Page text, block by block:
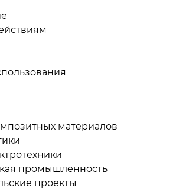
материалов
промышленность
проекты